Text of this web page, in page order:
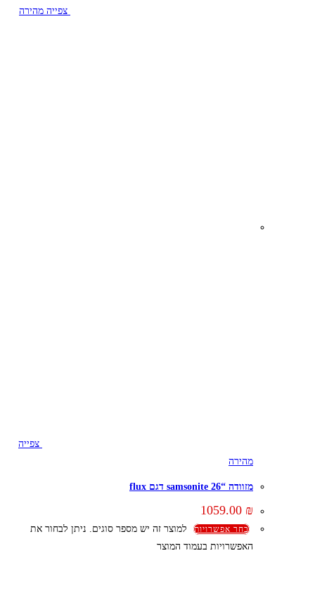
צפייה מהירה
צפייה
מהירה
מזוודה “26 samsonite דגם flux
1059.00 ₪
בחר אפשרויות
למוצר זה יש מספר סוגים. ניתן לבחור את
האפשרויות בעמוד המוצר